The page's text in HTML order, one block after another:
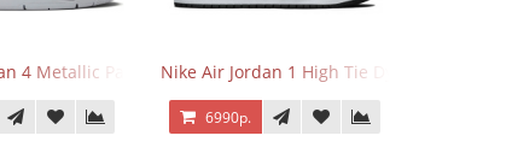
4 Metallic Pack PurpleNike Air Jordan 1 High Tie Dye
6990р.